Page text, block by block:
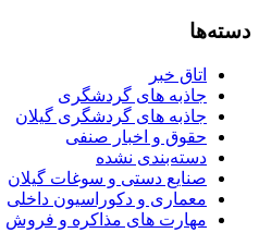
دسته‌ها
اتاق خبر
جاذبه های گردشگری
جاذبه های گردشگری گیلان
حقوق و اخبار صنفی
دسته‌بندی نشده
صنایع دستی و سوغات گیلان
معماری و دکوراسیون داخلی
مهارت های مذاکره و فروش